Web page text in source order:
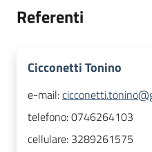
Referenti
Cicconetti Tonino
e-mail:
telefono:0746264103
cellulare: 3289261575